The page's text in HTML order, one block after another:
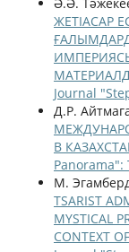
ЖЕТІАСАР
Journal
Д.Р.
В
М.
TSARIST
MYSTICAL
CONTEXT